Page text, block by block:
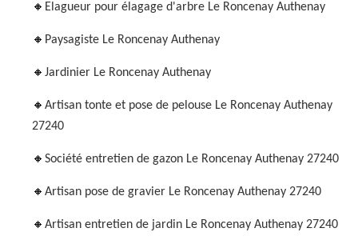
Elagueur pour élagage d'arbre Le Roncenay Authenay
Paysagiste Le Roncenay Authenay
Jardinier Le Roncenay Authenay
Artisan tonte et pose de pelouse Le Roncenay Authenay
27240
Société entretien de gazon Le Roncenay Authenay 27240
Artisan pose de gravier Le Roncenay Authenay 27240
Artisan entretien de jardin Le Roncenay Authenay 27240